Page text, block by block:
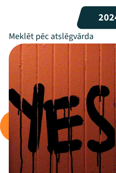
Viņi bija